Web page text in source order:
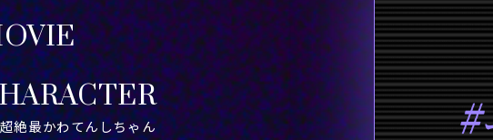
絶最かわてんしちゃん